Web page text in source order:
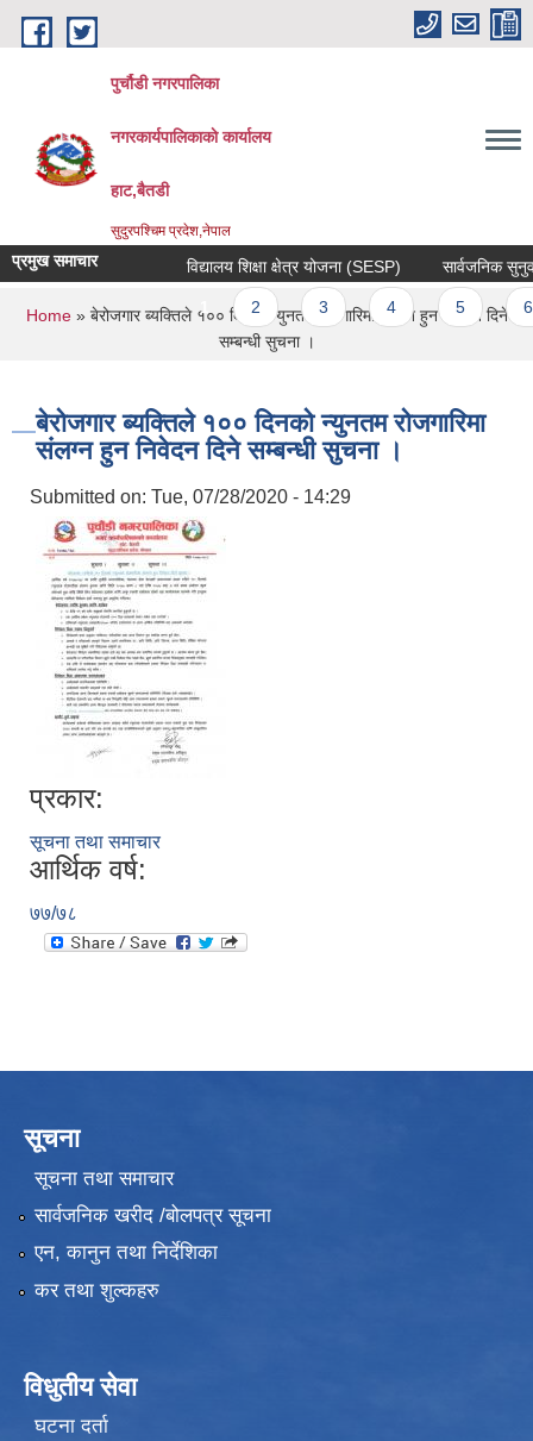
Skip to main content
पुर्चौडी नगरपालिका
नगरकार्यपालिकाकाे कार्यालय
हाट,बैतडी
सुदुरपश्चिम प्रदेश,नेपाल
प्रमुख समाचार विद्यालय शिक्षा क्षेत्र योजना (SESP) सार्वजनिक
Pages
1 2 3 4 5 6
You are here
Home» बेरोजगार ब्यक्तिले १०० दिनको न्युनतम रोजगारिमा संलग्न हुन निवेदन दिने
सम्बन्धी सुचना ।
बेरोजगार ब्यक्तिले १०० दिनको न्युनतम रोजगारिमा
संलग्न हुन निवेदन दिने सम्बन्धी सुचना ।
Submitted on: Tue, 07/28/2020 - 14:29
प्रकार:
सूचना तथा समाचार
आर्थिक वर्ष:
७७/७८
सूचना
सूचना तथा समाचार
सार्वजनिक खरीद /बोलपत्र सूचना
एन, कानुन तथा निर्देशिका
कर तथा शुल्कहरु
विधुतीय सेवा
घटना दर्ता